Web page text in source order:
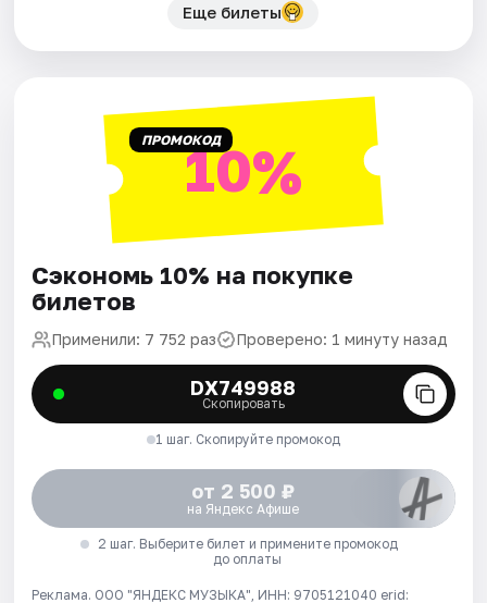
Еще билеты
ПРОМОКОД10%
Сэкономь 10% на покупке
билетов
Применили: 7 752 раз Проверено: 1 минуту назад
DX749988
Скопировать
1 шаг. Скопируйте промокод
от 2 500 ₽
на Яндекс Афише
2 шаг. Выберите билет и примените промокод
до оплаты
Реклама. ООО "ЯНДЕКС МУЗЫКА", ИНН: 9705121040 erid: